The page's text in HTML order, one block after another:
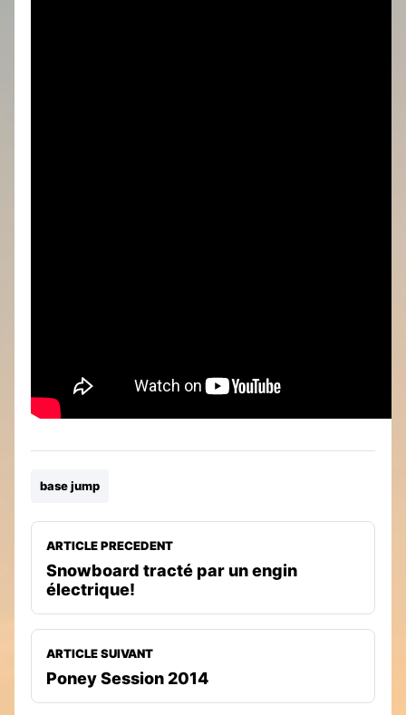
base jump
ARTICLE PRECEDENT
Snowboard tracté par un engin
électrique!
ARTICLE SUIVANT
Poney Session 2014